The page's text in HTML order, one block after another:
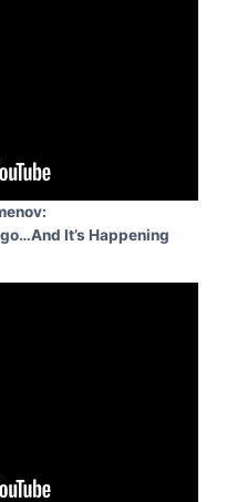
It’s Happening